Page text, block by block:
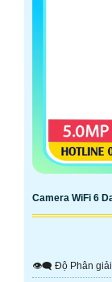
Camera WiFi 6
👁️‍🗨 Độ Phân